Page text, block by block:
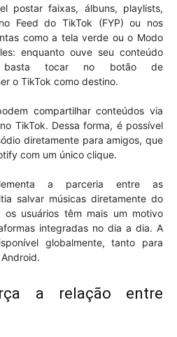
postar faixas, álbuns, playlists,
Feed do TikTok (FYP) ou nos
como a tela verde ou o Modo
enquanto ouve seu conteúdo
basta tocar no botão de
o TikTok como destino.
compartilhar conteúdos via
TikTok. Dessa forma, é possível
diretamente para amigos, que
com um único clique.
a parceria entre as
salvar músicas diretamente do
usuários têm mais um motivo
integradas no dia a dia. A
globalmente, tanto para
a relação entre